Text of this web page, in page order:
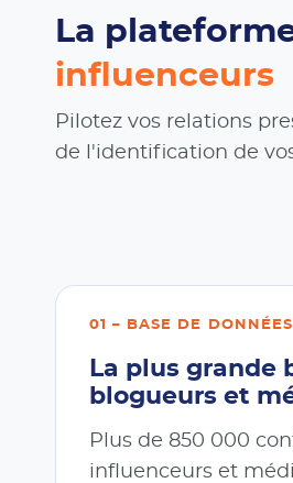
La
influenceurs
Pilotez vos relations
de l'identification de
01 – BASE DE DONNÉES
La plus grande
blogueurs et
Plus de 850 000
influenceurs et